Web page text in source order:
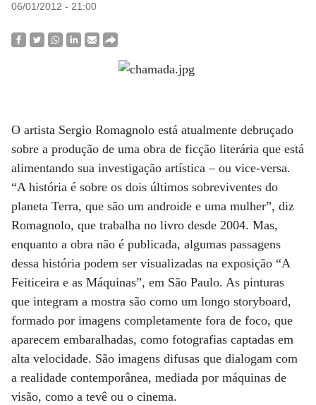
06/01/2012 - 21:00
O artista Sergio Romagnolo está atualmente debruçado
sobre a produção de uma obra de ficção literária que está
alimentando sua investigação artística – ou vice-versa.
“A história é sobre os dois últimos sobreviventes do
planeta Terra, que são um androide e uma mulher”, diz
Romagnolo, que trabalha no livro desde 2004. Mas,
enquanto a obra não é publicada, algumas passagens
dessa história podem ser visualizadas na exposição “A
Feiticeira e as Máquinas”, em São Paulo. As pinturas
que integram a mostra são como um longo storyboard,
formado por imagens completamente fora de foco, que
aparecem embaralhadas, como fotografias captadas em
alta velocidade. São imagens difusas que dialogam com
a realidade contemporânea, mediada por máquinas de
visão, como a tevê ou o cinema.